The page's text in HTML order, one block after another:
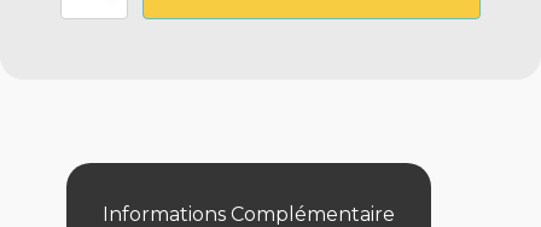
Navigator
Informations Complémentaire